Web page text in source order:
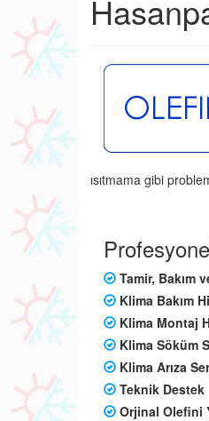
ısıtmama gibi
Tamir, Bakım
Klima Bakım
Klima Montaj
Klima Söküm
Klima Arıza
Teknik Destek
Orjinal Olefini